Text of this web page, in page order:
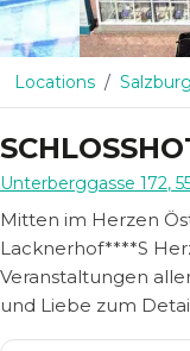
Locations
Unterberggasse 172,
Mitten im Herzen
Lacknerhof****S
Veranstaltungen
und Liebe zum